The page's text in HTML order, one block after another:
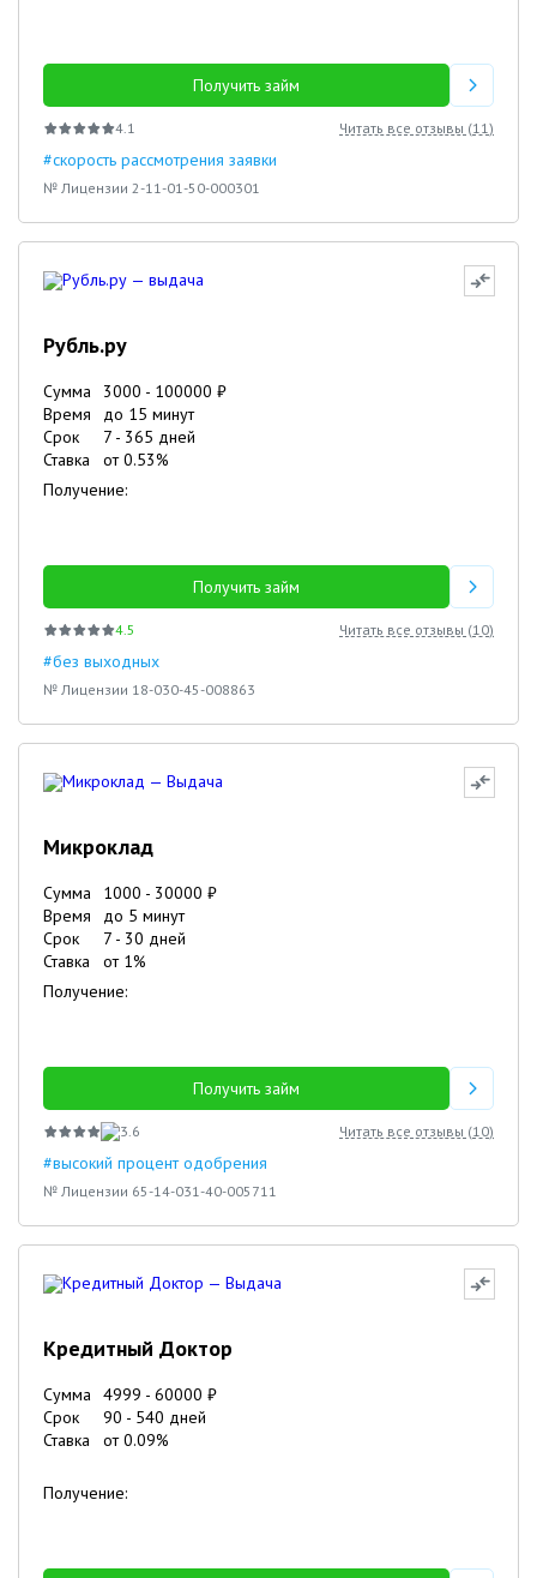
Получить займ
4.1 Читать все отзывы (11)
#скорость рассмотрения заявки
№ Лицензии 2-11-01-50-000301
Рубль.ру
Сумма 3000 - 100000 ₽
Время
до 15 минут
Срок
7 - 365 дней
Ставка
от0.53%
Получение:
Получить займ
4.5 Читать все отзывы (10)
#без выходных
№ Лицензии 18-030-45-008863
Микроклад
Сумма 1000 - 30000 ₽
Время
до 5 минут
Срок
7 - 30 дней
Ставка
от 1%
Получение:
Получить займ
3.6 Читать все отзывы (10)
#высокий процент одобрения
№ Лицензии 65-14-031-40-005711
Кредитный Доктор
Сумма 4999 - 60000 ₽
Срок
90 - 540 дней
Ставка
от0.09%
Получение: